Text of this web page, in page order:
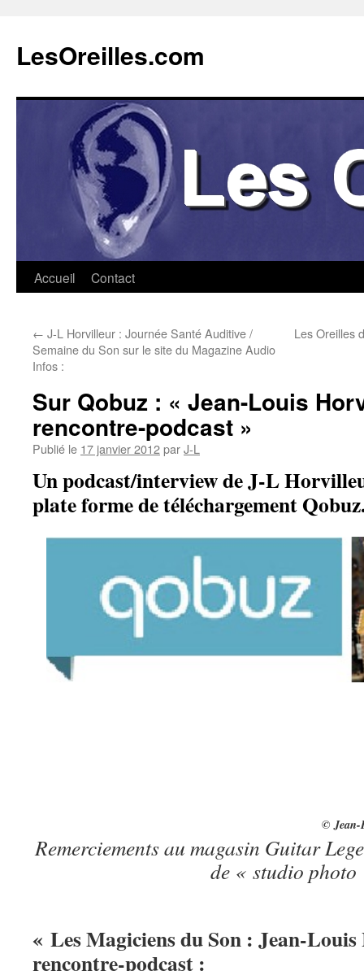
contenu
LesOreilles.com
Accueil Contact
← J-L Horvilleur : Journée Santé Auditive /
Semaine du Son sur le site du Magazine Audio
Infos :
Les Oreilles
Sur Qobuz : « Jean-Louis
rencontre-podcast »
Publié le 17 janvier 2012parJ-L
Un podcast/interview de J-L
plate forme de téléchargement
© Jean-Baptiste Millot
Remerciements au magasin Guitar
de « studio photo
« Les Magiciens du Son : Jean-
rencontre-podcast :